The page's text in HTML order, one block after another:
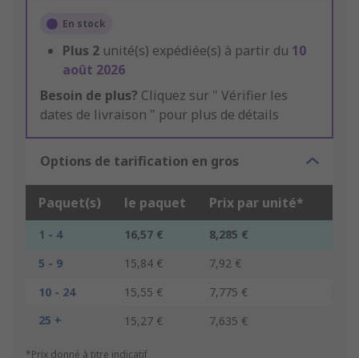
En stock
Plus 2 unité(s) expédiée(s) à partir du 10
août 2026
Besoin de plus? Cliquez sur " Vérifier les
dates de livraison " pour plus de détails
Options de tarification en gros
Paquet(s) le paquet Prix par unité*
1 - 4 16,57 €
8,285 €
5 - 9
15,84 €
7,92 €
10 - 24
15,55 €
7,775 €
25 +
15,27 € 7,635 €
*Prix donné à titre indicatif